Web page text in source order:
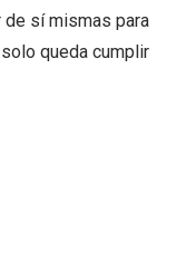
de sí mismas para
queda cumplir